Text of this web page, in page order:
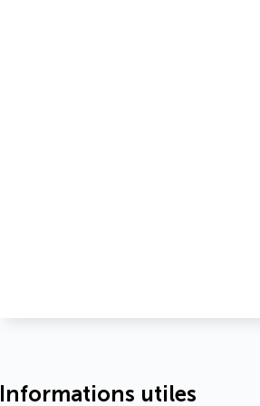
Informations utiles